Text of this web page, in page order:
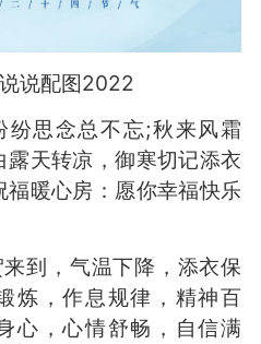
说配图2022
思念总不忘;秋来风霜
天转凉，御寒切记添衣
暖心房：愿你幸福快乐
，气温下降，添衣保
炼，作息规律，精神百
心，心情舒畅，自信满